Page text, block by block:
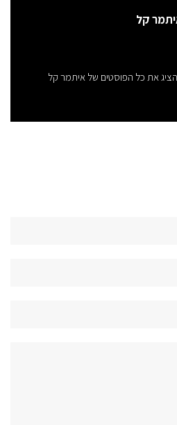
קל
את כל הפוסטים של איתמר קל